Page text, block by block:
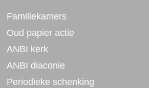
Familiekamers
Oud papier actie
ANBI kerk
ANBI diaconie
Periodieke schenking